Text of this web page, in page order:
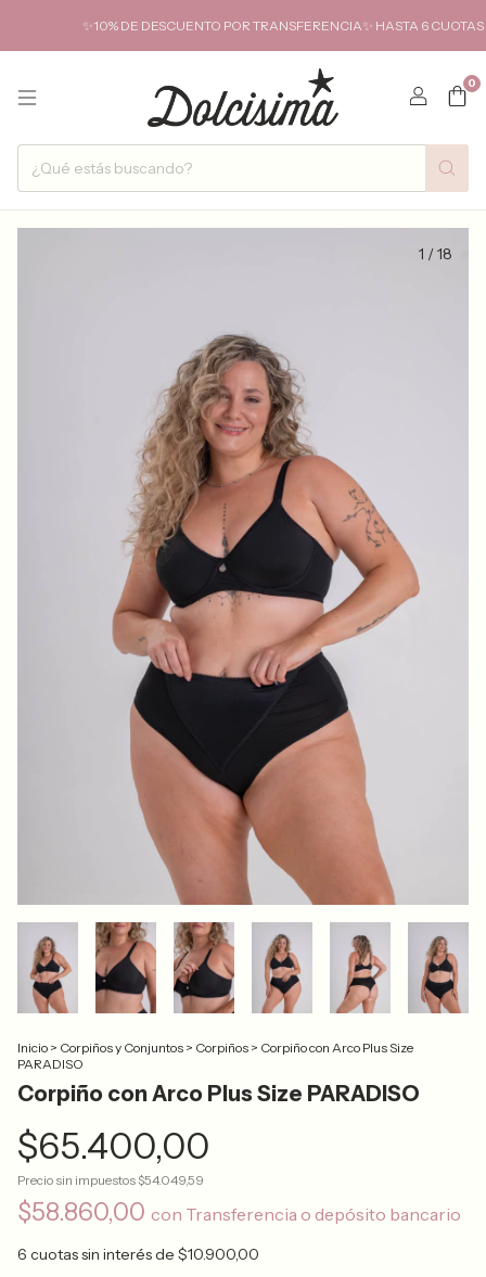
✨10% DE DESCUENTO POR TRANSFERENCIA✨ HASTA 6 CUOTAS
0
1 /18
Inicio > Corpiños y Conjuntos > Corpiños > Corpiño con Arco Plus Size
PARADISO
Corpiño con Arco Plus Size PARADISO
$65.400,00
Precio sin impuestos $54.049,59
$58.860,00 con Transferencia o depósito bancario
6 cuotas sin interés de $10.900,00